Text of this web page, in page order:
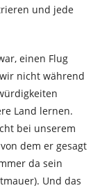
und jede
einen Flug
nicht während
Land lernen.
bei unserem
dem er gesagt
da sein
Und das